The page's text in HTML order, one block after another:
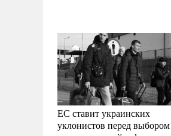
ЕС ставит украинских
уклонистов перед выбором